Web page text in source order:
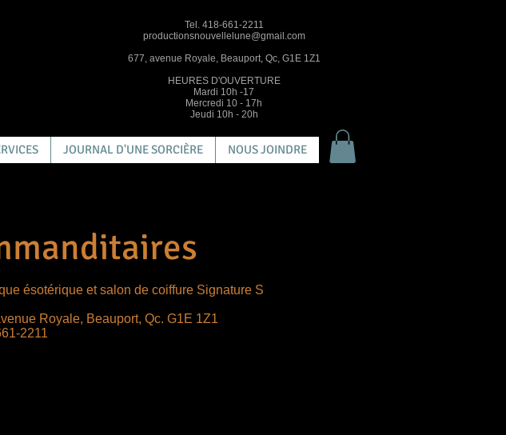
Tel. 418-661-2211
productionsnouvellelune@gmail.com
677, avenue Royale, Beauport, Qc, G1E 1Z1
HEURES D'OUVERTURE
Mardi 10h -17
Mercredi 10 - 17h
Jeudi 10h - 20h
JOURNAL D'UNE SORCIÈRE NOUS JOINDRE
ésotérique et salon de coiffure Signature S
Royale, Beauport, Qc. G1E 1Z1
2211